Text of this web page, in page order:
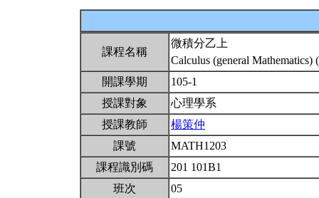
課程名稱
微積分乙上
Calculus (general Mathematics)
開課學期
105-1
授課對象
心理學系
授課教師
楊策仲
課號
MATH1203
課程識別碼
201 101B1
班次
05